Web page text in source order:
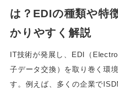
は？EDIの種類や特
かりやすく解説
IT技術が発展し、EDI（
子データ交換）を取り巻く環
す。例えば、多くの企業で